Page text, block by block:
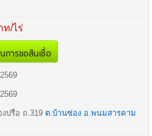
ท/ไร่
ารขอสินเชื่อ
ปรือ ถ. 319 ต.บ้านซ่อง อ. พนมสารคาม